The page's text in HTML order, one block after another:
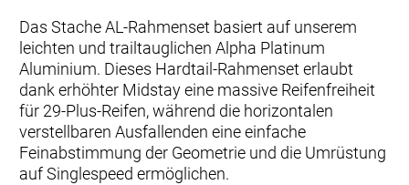
Das Stache AL-Rahmenset basiert auf unserem
leichten und trailtauglichen Alpha Platinum
Aluminium. Dieses Hardtail-Rahmenset erlaubt
dank erhöhter Midstay eine massive Reifenfreiheit
für 29-Plus-Reifen, während die horizontalen
verstellbaren Ausfallenden eine einfache
Feinabstimmung der Geometrie und die Umrüstung
auf Singlespeed ermöglichen.